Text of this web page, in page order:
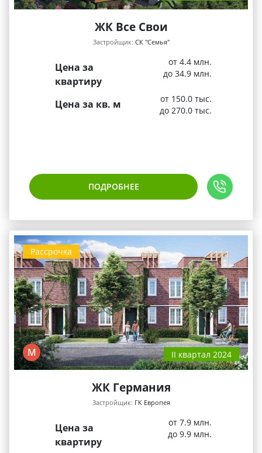
ЖК Все Свои
Застройщик: СК "Семья"
Цена за
квартиру
от 4.4 млн.
до 34.9 млн.
Цена за кв. м
от 150.0 тыс.
до 270.0 тыс.
ПОДРОБНЕЕ
Рассрочка
М II квартал 2024
ЖК Германия
Застройщик: ГК Европея
Цена за
квартиру
от 7.9 млн.
до 9.9 млн.